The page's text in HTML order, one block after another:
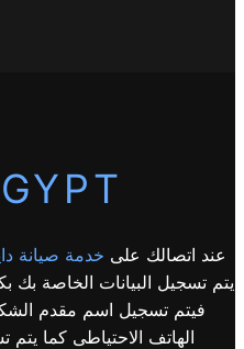
عند اتصالك على خدمة صيانة
يتم تسجيل البيانات الخاصة
فيتم تسجيل اسم مقدم
الهاتف الاحتياطى كما يتم